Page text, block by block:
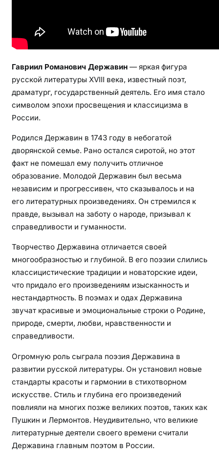
р
ч
е
с
,
с
т
и
и
я
Гавриил Романович Державин — яркая фигура
русской литературы XVIII века, известный поэт,
драматург, государственный деятель. Его имя стало
символом эпохи просвещения и классицизма в
России.
Родился Державин в 1743 году в небогатой
дворянской семье. Рано остался сиротой, но этот
факт не помешал ему получить отличное
образование. Молодой Державин был весьма
независим и прогрессивен, что сказывалось и на
его литературных произведениях. Он стремился к
правде, вызывал на заботу о народе, призывал к
справедливости и гуманности.
Творчество Державина отличается своей
многообразностью и глубиной. В его поэзии слились
классицистические традиции и новаторские идеи,
что придало его произведениям изысканность и
нестандартность. В поэмах и одах Державина
звучат красивые и эмоциональные строки о Родине,
природе, смерти, любви, нравственности и
справедливости.
Огромную роль сыграла поэзия Державина в
развитии русской литературы. Он установил новые
стандарты красоты и гармонии в стихотворном
искусстве. Стиль и глубина его произведений
повлияли на многих позже великих поэтов, таких как
Пушкин и Лермонтов. Неудивительно, что великие
литературные деятели своего времени считали
Державина главным поэтом в России.